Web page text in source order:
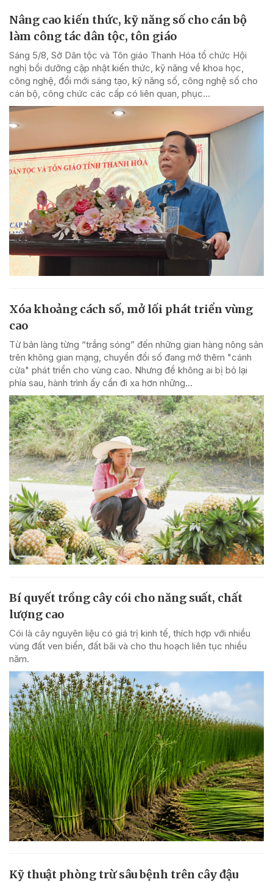
Nâng cao kiến thức, kỹ năng số cho cán bộ
làm công tác dân tộc, tôn giáo
Sáng 5/8, Sở Dân tộc và Tôn giáo Thanh Hóa tổ chức Hội
nghị bồi dưỡng cập nhật kiến thức, kỹ năng về khoa học,
công nghệ, đổi mới sáng tạo, kỹ năng số, công nghệ số cho
cán bộ, công chức các cấp có liên quan, phục...
Xóa khoảng cách số, mở lối phát triển vùng
cao
Từ bản làng từng “trắng sóng” đến những gian hàng nông sản
trên không gian mạng, chuyển đổi số đang mở thêm "cánh
cửa" phát triển cho vùng cao. Nhưng để không ai bị bỏ lại
phía sau, hành trình ấy cần đi xa hơn những...
Bí quyết trồng cây cói cho năng suất, chất
lượng cao
Cói là cây nguyên liệu có giá trị kinh tế, thích hợp với nhiều
vùng đất ven biển, đất bãi và cho thu hoạch liên tục nhiều
năm.
Kỹ thuật phòng trừ sâu bệnh trên cây đậu